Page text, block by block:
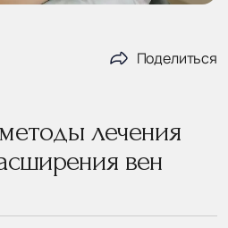
Поделиться
лечения
вен